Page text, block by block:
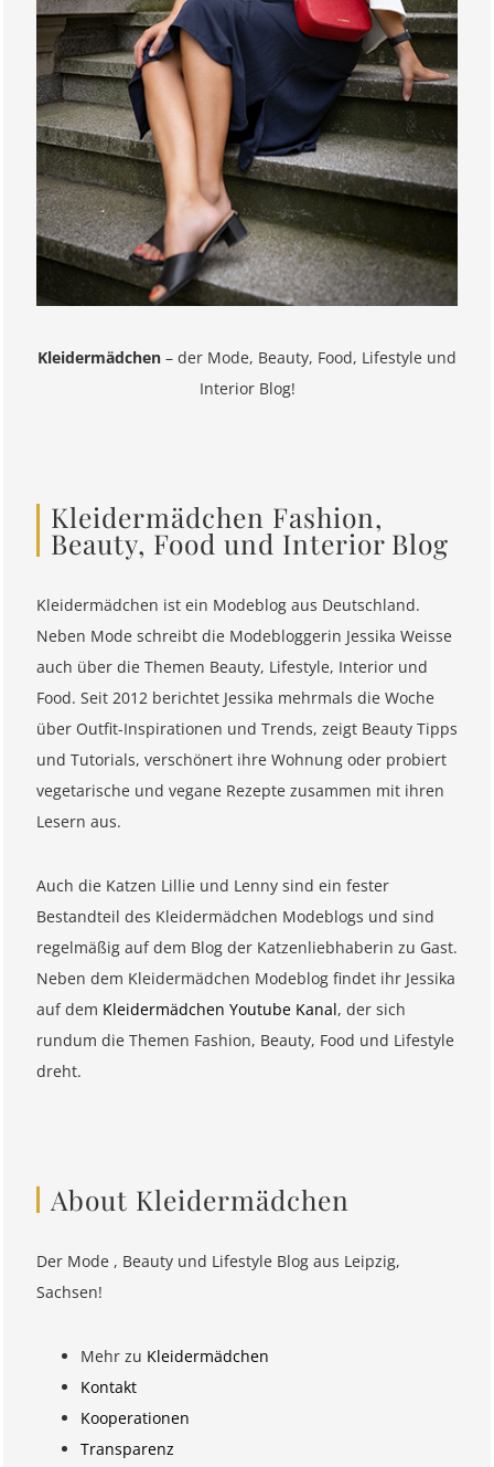
Kleidermädchen – der Mode, Beauty, Food, Lifestyle und
Interior Blog!
Kleidermädchen Fashion,
Beauty, Food und Interior Blog
Kleidermädchen ist ein Modeblog aus Deutschland.
Neben Mode schreibt die Modebloggerin Jessika Weisse
auch über die Themen Beauty, Lifestyle, Interior und
Food. Seit 2012 berichtet Jessika mehrmals die Woche
über Outfit-Inspirationen und Trends, zeigt Beauty Tipps
und Tutorials, verschönert ihre Wohnung oder probiert
vegetarische und vegane Rezepte zusammen mit ihren
Lesern aus.
Auch die Katzen Lillie und Lenny sind ein fester
Bestandteil des Kleidermädchen Modeblogs und sind
regelmäßig auf dem Blog der Katzenliebhaberin zu Gast.
Neben dem Kleidermädchen Modeblog findet ihr Jessika
auf dem Kleidermädchen Youtube Kanal, der sich
rundum die Themen Fashion, Beauty, Food und Lifestyle
dreht.
About Kleidermädchen
Der Mode , Beauty und Lifestyle Blog aus Leipzig,
Sachsen!
Mehr zu Kleidermädchen
Kontakt
Kooperationen
Transparenz